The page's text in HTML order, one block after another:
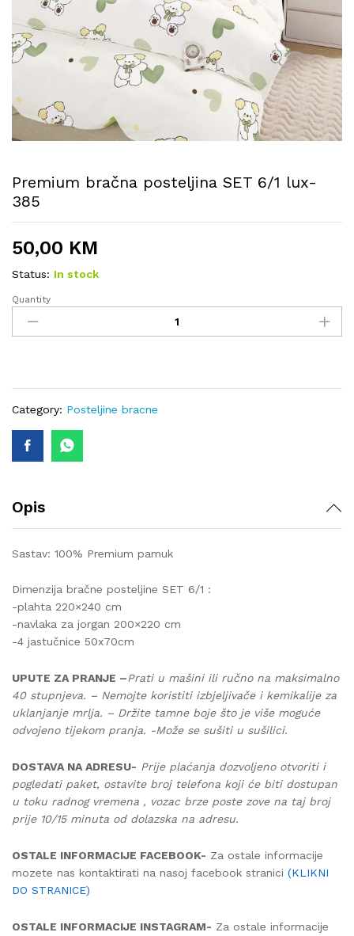
Premium bračna posteljina SET 6/1 lux-
385
50,00 KM
Status: In stock
Premium
bračna
posteljina
lux-
385
Quantity
Category: Posteljine bracne
Opis
Sastav: 100% Premium pamuk
Dimenzija bračne posteljine SET 6/1 :
-plahta 220×240 cm
-navlaka za jorgan 200×220 cm
-4 jastučnice 50x70cm
UPUTE ZA PRANJE –Prati u mašini ili ručno na maksimalno
40 stupnjeva. – Nemojte koristiti izbjeljivače i kemikalije za
uklanjanje mrlja. – Držite tamne boje što je više moguće
odvojeno tijekom pranja. -Može se sušiti u sušilici.
DOSTAVA NA ADRESU- Prije plaćanja dozvoljeno otvoriti i
pogledati paket, ostavite broj telefona koji će biti dostupan
u toku radnog vremena , vozac brze poste zove na taj broj
prije 10/15 minuta od dolazska na adresu.
OSTALE INFORMACIJE FACEBOOK- Za ostale informacije
mozete nas kontaktirati na nasoj facebook stranici (KLIKNI
DO STRANICE)
OSTALE INFORMACIJE INSTAGRAM- Za ostale informacije